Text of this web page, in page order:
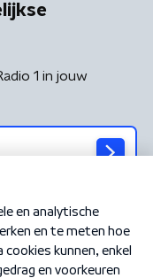
1 in jouw